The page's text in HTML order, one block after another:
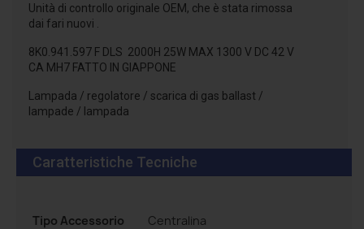
Unità di controllo originale OEM, che è stata rimossa
dai fari nuovi .
8K0.941.597 F DLS 2000H 25W MAX 1300 V DC 42 V
CA MH7 FATTO IN GIAPPONE
Lampada / regolatore / scarica di gas ballast /
lampade / lampada
Caratteristiche Tecniche
Tipo Accessorio
Centralina